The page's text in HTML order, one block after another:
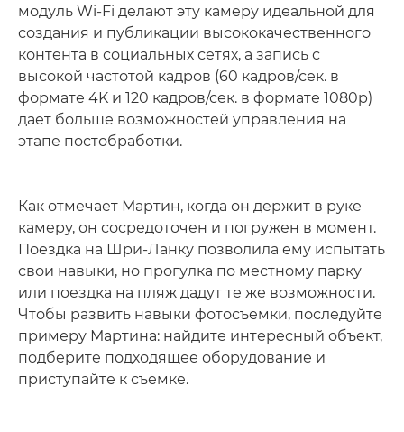
модуль Wi-Fi делают эту камеру идеальной для
создания и публикации высококачественного
контента в социальных сетях, а запись с
высокой частотой кадров (60 кадров/сек. в
формате 4K и 120 кадров/сек. в формате 1080p)
дает больше возможностей управления на
этапе постобработки.
Как отмечает Мартин, когда он держит в руке
камеру, он сосредоточен и погружен в момент.
Поездка на Шри-Ланку позволила ему испытать
свои навыки, но прогулка по местному парку
или поездка на пляж дадут те же возможности.
Чтобы развить навыки фотосъемки, последуйте
примеру Мартина: найдите интересный объект,
подберите подходящее оборудование и
приступайте к съемке.